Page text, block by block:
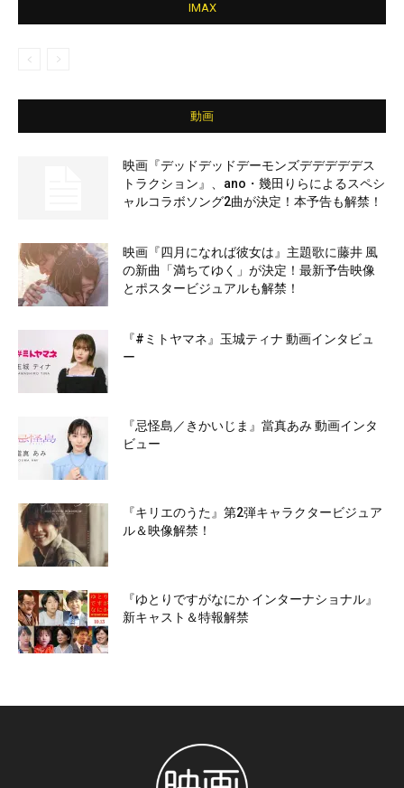
IMAX
動画
映画『デッドデッドデーモンズデデデデデス
トラクション』、ano・幾田りらによるスペシ
ャルコラボソング2曲が決定！本予告も解禁！
映画『四月になれば彼女は』主題歌に藤井 風
の新曲「満ちてゆく」が決定！最新予告映像
とポスタービジュアルも解禁！
『#ミトヤマネ』玉城ティナ 動画インタビュ
ー
『忌怪島／きかいじま』當真あみ 動画インタ
ビュー
『キリエのうた』第2弾キャラクタービジュア
ル＆映像解禁！
『ゆとりですがなにか インターナショナル』
新キャスト＆特報解禁